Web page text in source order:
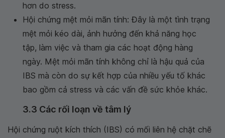
hơn do stress.
Hội chứng mệt mỏi mãn tính: Đây là một tình trạng
mệt mỏi kéo dài, ảnh hưởng đến khả năng học
tập, làm việc và tham gia các hoạt động hàng
ngày. Mệt mỏi mãn tính không chỉ là hậu quả của
IBS mà còn do sự kết hợp của nhiều yếu tố khác
bao gồm cả stress và các vấn đề sức khỏe khác.
3.3 Các rối loạn về tâm lý
Hội chứng ruột kích thích (IBS) có mối liên hệ chặt chẽ